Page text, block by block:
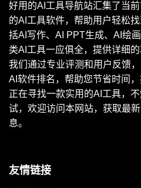
好用的AI工具导航站汇集了当
的AI工具软件，帮助用户轻松
括AI写作、AI PPT生成、AI绘
类AI工具一应俱全，提供详细的
我们通过专业评测和用户反馈
AI软件排名，帮助您节省时间
正在寻找一款实用的AI工具，
试，欢迎访问本网站，获取最
息。
友情链接